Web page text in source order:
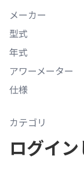
メーカー
型式
年式
アワーメーター
仕様
カテゴリ
ログイ